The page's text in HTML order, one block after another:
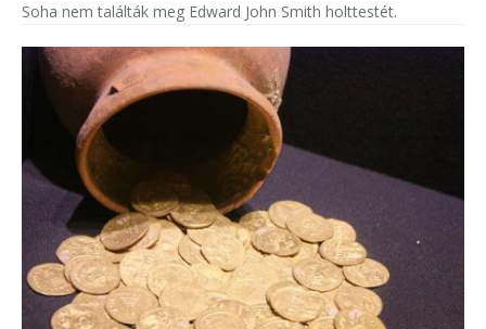
Soha nem találták meg Edward John Smith holttestét.